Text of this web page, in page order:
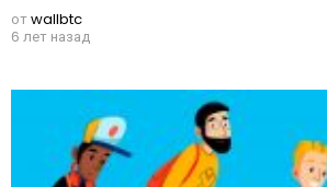
отwallbtc
6 лет назад